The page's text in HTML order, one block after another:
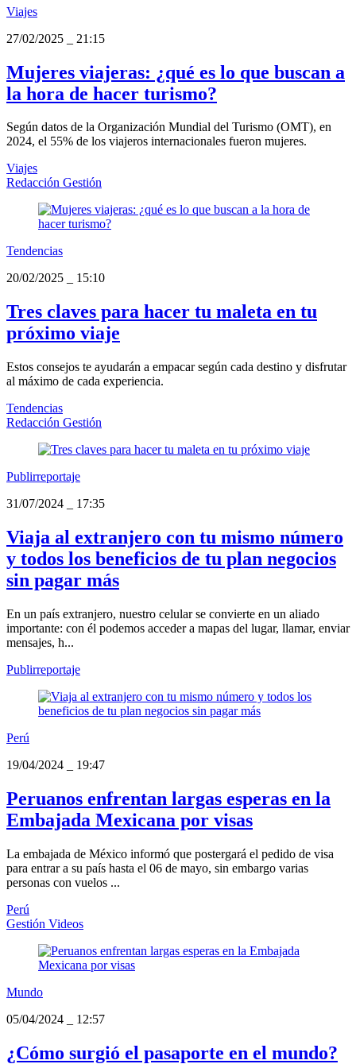
Viajes
27/02/2025
21:15
Mujeres viajeras: ¿qué es lo que buscan a
la hora de hacer turismo?
Según datos de la Organización Mundial del Turismo (OMT), en
2024, el 55% de los viajeros internacionales fueron mujeres.
Viajes
Redacción Gestión
Tendencias
20/02/2025
15:10
Tres claves para hacer tu maleta en tu
próximo viaje
Estos consejos te ayudarán a empacar según cada destino y disfrutar
al máximo de cada experiencia.
Tendencias
Redacción Gestión
Publirreportaje
31/07/2024
17:35
Viaja al extranjero con tu mismo número
y todos los beneficios de tu plan negocios
sin pagar más
En un país extranjero, nuestro celular se convierte en un aliado
importante: con él podemos acceder a mapas del lugar, llamar, enviar
mensajes, h...
Publirreportaje
Perú
19/04/2024
19:47
Peruanos enfrentan largas esperas en la
Embajada Mexicana por visas
La embajada de México informó que postergará el pedido de visa
para entrar a su país hasta el 06 de mayo, sin embargo varias
personas con vuelos ...
Perú
Gestión Videos
Mundo
05/04/2024
12:57
¿Cómo surgió el pasaporte en el mundo?